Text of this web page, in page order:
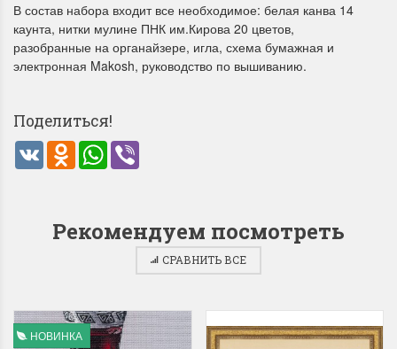
Летние Скидки
!! СКИДКА 20% ‼️ с 1 до 3 июня в
ПОДРОБНЕЕ
Раритеты Дим.
На сайте пополнение
В состав набора входит все необходимое: белая канва 14
каунта, нитки мулине ПНК им.Кирова 20 цветов,
разобранные на органайзере, игла, схема бумажная и
электронная Makosh, руководство по вышиванию.
Поделиться!
VK Odnoklassniki
WhatsApp
Рекомендуем посмотреть
СРАВНИТЬ ВСЕ
НОВИНКА